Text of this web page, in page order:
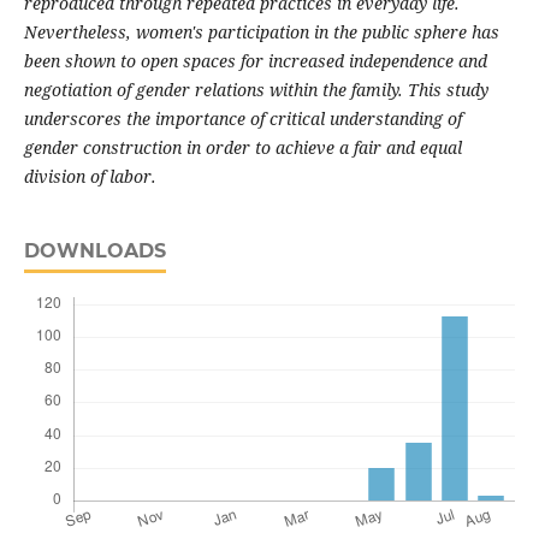
Nevertheless, women's participation in the public sphere has
been shown to open spaces for increased independence and
negotiation of gender relations within the family. This study
underscores the importance of critical understanding of
gender construction in order to achieve a fair and equal
division of labor.
DOWNLOADS